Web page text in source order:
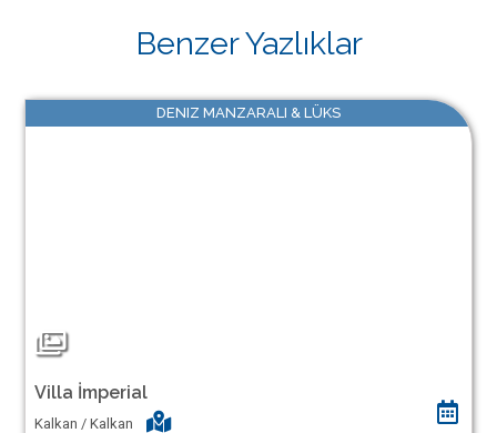
Benzer Yazlıklar
DENIZ MANZARALI & LÜKS
Villa İmperial
Kalkan / Kalkan